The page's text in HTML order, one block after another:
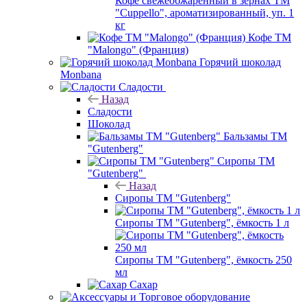
"Cuppello", ароматизированный, уп. 1
кг
Кофе ТМ
"Malongo" (Франция)
Горячий шоколад
Monbana
Сладости
Назад
Сладости
Шоколад
Бальзамы ТМ
"Gutenberg"
Сиропы ТМ
"Gutenberg"
Назад
Сиропы ТМ "Gutenberg"
Сиропы ТМ "Gutenberg", ёмкость 1 л
Сиропы ТМ "Gutenberg", ёмкость 250
мл
Сахар